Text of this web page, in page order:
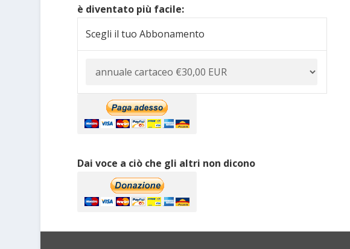
è diventato più facile:
Scegli il tuo Abbonamento
Dai voce a ciò che gli altri non dicono